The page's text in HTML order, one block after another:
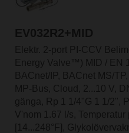
EV032R2+MID
Elektr. 2-port PI-CCV
Energy Valve™) MID / EN
BACnet/IP, BACnet MS/
MP-Bus, Cloud, 2...10 V,
gänga, Rp 1 1/4"G 1 1/2",
V'nom 1.67 l/s, Temperatur
[14...248°F],